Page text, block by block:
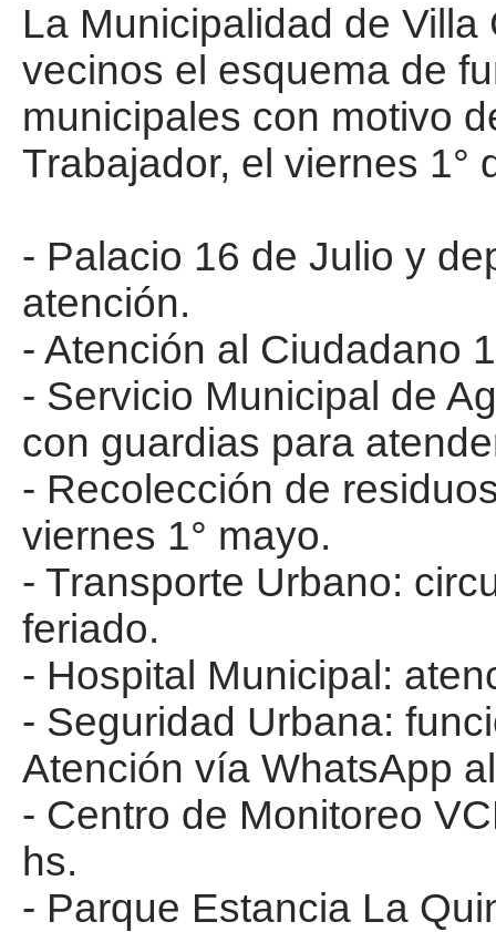
La Municipalidad de
vecinos el esquema de
municipales con motivo
Trabajador, el viernes 1°
- Palacio 16 de Julio y
atención.
- Atención al Ciudadano
- Servicio Municipal de
con guardias para
- Recolección de
viernes 1° mayo.
- Transporte Urbano:
feriado.
- Hospital Municipal:
- Seguridad Urbana:
Atención vía WhatsApp
- Centro de Monitoreo
hs.
- Parque Estancia La